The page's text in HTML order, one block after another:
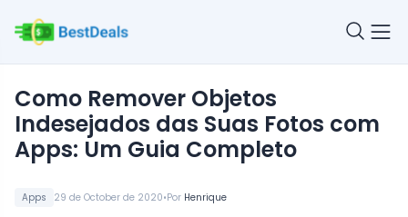
Apps 29 de October de 2020•Por Henrique
Como Remover Objetos
Indesejados das Suas Fotos com
Apps: Um Guia Completo